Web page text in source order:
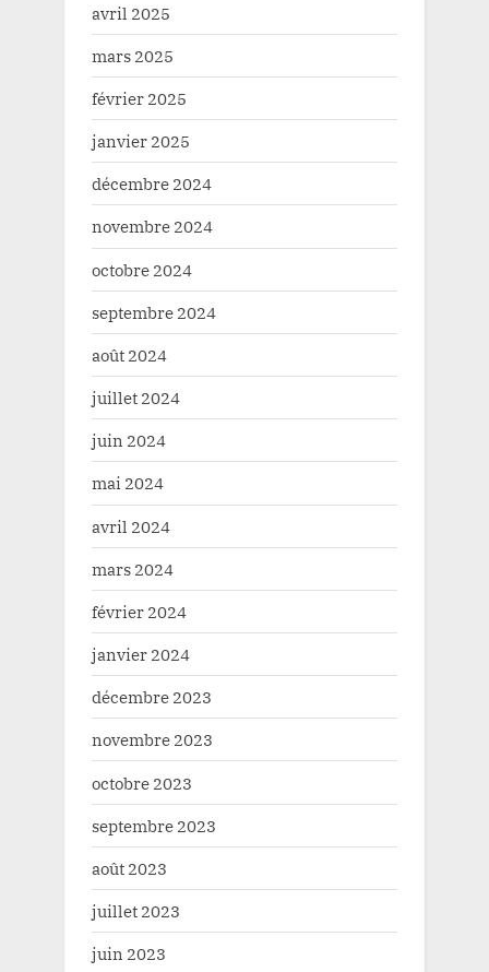
avril 2025
mars 2025
février 2025
janvier 2025
décembre 2024
novembre 2024
octobre 2024
septembre 2024
août 2024
juillet 2024
juin 2024
mai 2024
avril 2024
mars 2024
février 2024
janvier 2024
décembre 2023
novembre 2023
octobre 2023
septembre 2023
août 2023
juillet 2023
juin 2023